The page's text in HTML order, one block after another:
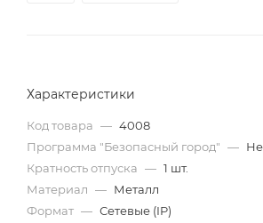
Характеристики
Код товара — 4008
Программа "Безопасный город" —
Кратность отпуска — 1 шт.
Материал — Металл
Формат — Сетевые (IP)